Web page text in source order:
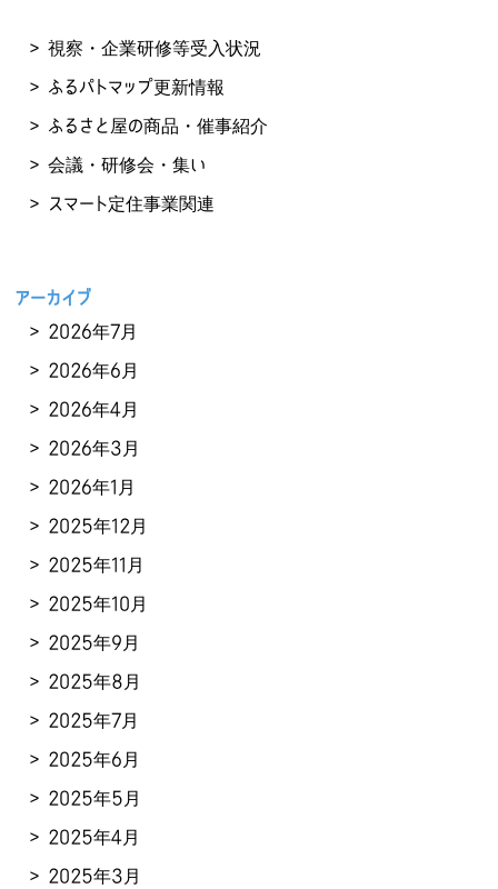
視察・企業研修等受入状況
ふるパトマップ更新情報
ふるさと屋の商品・催事紹介
会議・研修会・集い
スマート定住事業関連
アーカイブ
2026年7月
2026年6月
2026年4月
2026年3月
2026年1月
2025年12月
2025年11月
2025年10月
2025年9月
2025年8月
2025年7月
2025年6月
2025年5月
2025年4月
2025年3月